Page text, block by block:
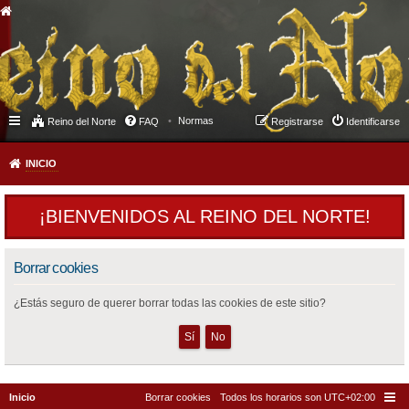
Reino del Norte FAQ Normas Identificarse
Registrarse
INICIO
¡BIENVENIDOS AL REINO DEL NORTE!
Borrar cookies
¿Estás seguro de querer borrar todas las cookies de este sitio?
Inicio Todos los horarios son UTC+02:00
Borrar cookies